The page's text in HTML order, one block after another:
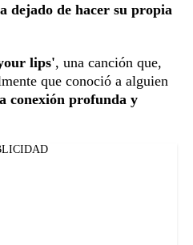
dejado de hacer su propia
lips', una canción que,
que conoció a alguien
conexión profunda y